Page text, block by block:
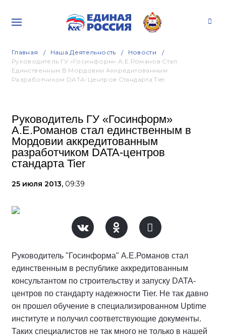
Главная Наша Деятельность
Новости
Руководитель ГУ «Госинформ» А.Е.Романов Стал
Единственным В Мордовии Аккредитованным
Разработчиком DATA-Центров Стандарта Tier
Руководитель ГУ «Госинформ»
А.Е.Романов стал единственным в
Мордовии аккредитованным
разработчиком DATA-центров
стандарта Tier
25 июля 2013, 09:39
Руководитель "Госинформа" А.Е.Романов стал
единственным в республике аккредитованным
консультантом по строительству и запуску DATA-
центров по стандарту надежности Tier. Не так давно
он прошел обучение в специализированном Uptime
институте и получил соответствующие документы.
Таких специалистов не так много не только в нашей